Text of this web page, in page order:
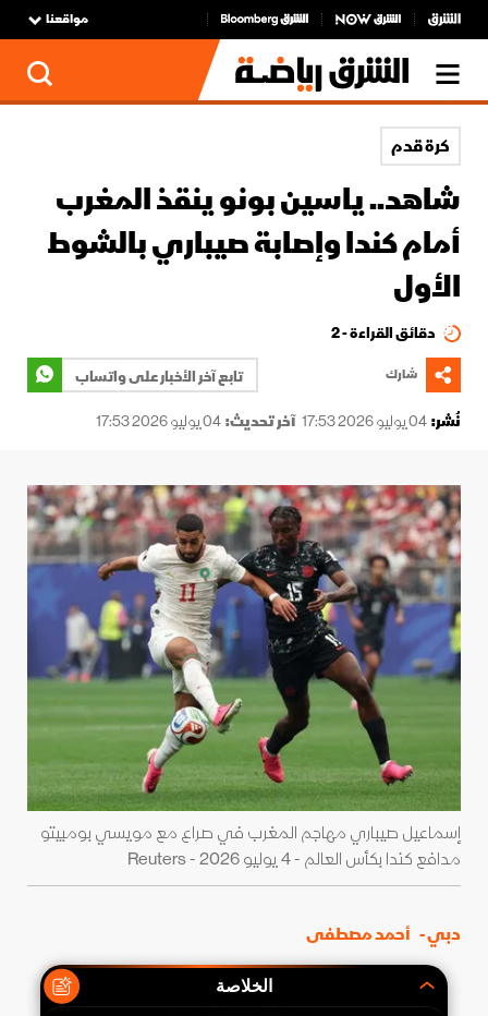
مواقعنا
كرة قدم
شاهد.. ياسين بونو ينقذ المغرب
أمام كندا وإصابة صيباري بالشوط
الأول
دقائق القراءة - 2
شارك
تابع آخر الأخبار على واتساب
نُشر:04 يوليو 2026 17:53 آخر تحديث:04 يوليو 2026 17:53
إسماعيل صيباري مهاجم المغرب في صراع مع مويسي بومبيتو
مدافع كندا بكأس العالم - 4 يوليو 2026 - Reuters
دبي - أحمد مصطفى
الخلاصة